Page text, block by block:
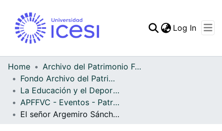
Log In
Home
Archivo del Patrimonio Fotográfico y Fílmico del Valle del Cauca
Fondo Archivo del Patrimonio Fotográfico y Fílmico del Valle del Cauca
La Educación y el Deporte
APFFVC - Eventos - Patrimonial
El señor Argemiro Sánchez uno de los ciclistas, fue uno de los gestores y organizadores del circuito ciclístico Cali-Bogotá